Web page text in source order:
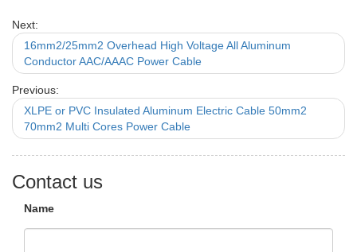
Next:
16mm2/25mm2 Overhead High Voltage All Aluminum
Conductor AAC/AAAC Power Cable
Previous:
XLPE or PVC Insulated Aluminum Electric Cable 50mm2
70mm2 Multi Cores Power Cable
Contact us
Name